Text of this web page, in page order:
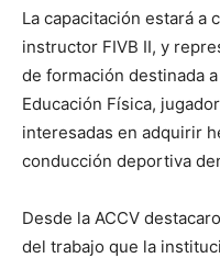
La capacitación estará a
instructor FIVB II, y
de formación destinada
Educación Física,
interesadas en adquirir
conducción deportiva
Desde la ACCV
del trabajo que la